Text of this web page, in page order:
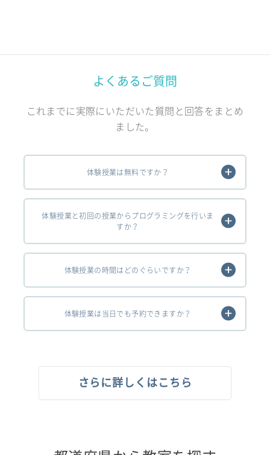
よくあるご質問
これまでに実際にいただいた質問と回答をまとめ
ました。
体験授業は無料ですか？
体験授業と初回の授業からプログラミングを行いま
すか？
体験授業の時間はどのぐらいですか？
体験授業は当日でも予約できますか？
さらに詳しくはこちら